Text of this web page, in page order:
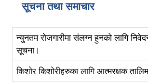
सूचना तथा समाचार
न्युनतम रोजगारीमा संलग्न हुनको लागि
सूचना।
किशोर किशोरीहरुका लागि आत्मरक्षक